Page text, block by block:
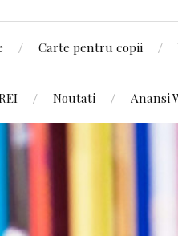
Carte pentru copii
Noutati Anansi